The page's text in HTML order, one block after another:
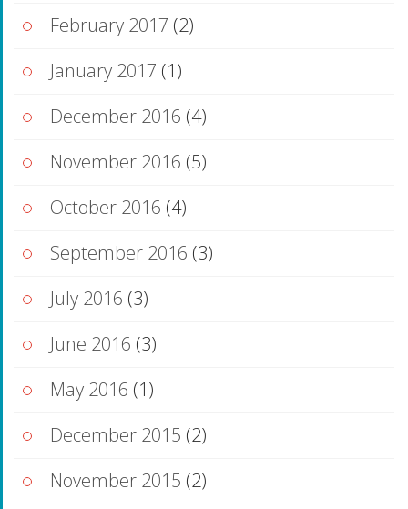
February 2017 (2)
January 2017 (1)
December 2016 (4)
November 2016 (5)
October 2016 (4)
September 2016 (3)
July 2016 (3)
June 2016 (3)
May 2016 (1)
December 2015 (2)
November 2015 (2)